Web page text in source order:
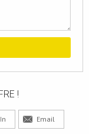
!
Email